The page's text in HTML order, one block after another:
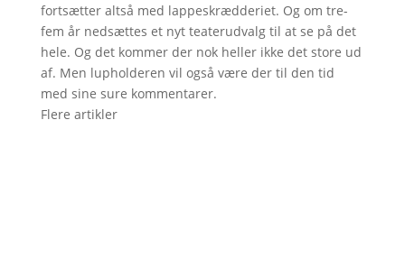
fortsætter altså med lappeskrædderiet. Og om tre-
fem år nedsættes et nyt teaterudvalg til at se på det
hele. Og det kommer der nok heller ikke det store ud
af. Men lupholderen vil også være der til den tid
med sine sure kommentarer.
Flere artikler